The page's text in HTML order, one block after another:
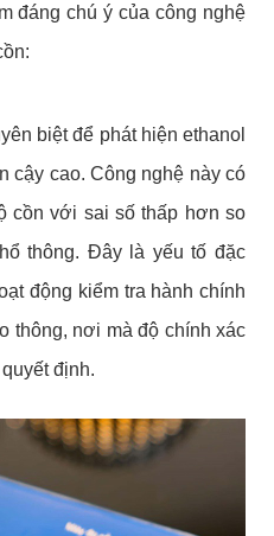
đáng chú ý của công nghệ
biệt để phát hiện ethanol
cậy cao. Công nghệ này có
cồn với sai số thấp hơn so
thông. Đây là yếu tố đặc
động kiểm tra hành chính
thông, nơi mà độ chính xác
định.